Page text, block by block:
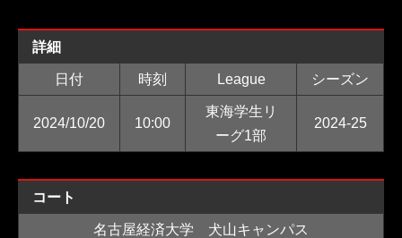
詳細
日付 時刻 League シーズン
2024/10/20 10:00
東海学生リ
ーグ1部
2024-25
コート
名古屋経済大学 犬山キャンパス